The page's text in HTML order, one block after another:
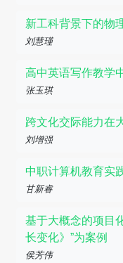
新工科背景下的物
刘慧瑾
高中英语写作教学
张玉琪
跨文化交际能力在
刘增强
中职计算机教育实
甘新睿
基于大概念的项目
长变化》”为案例
侯芳伟